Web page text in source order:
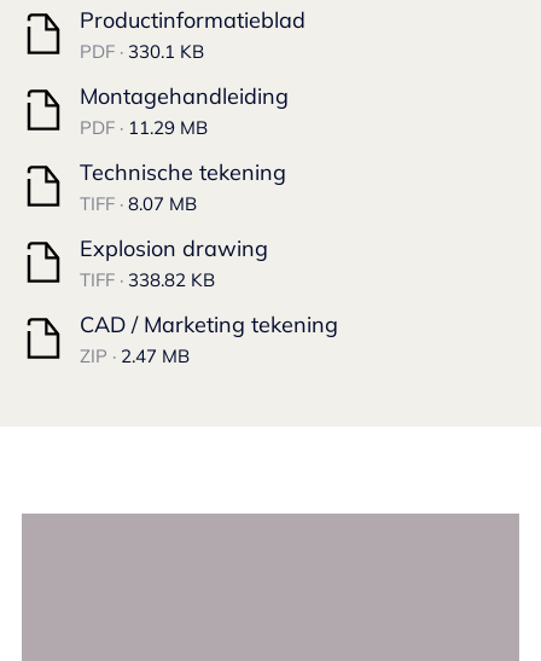
Productinformatieblad
PDF · 330.1 KB
Montagehandleiding
PDF · 11.29 MB
Technische tekening
TIFF · 8.07 MB
Explosion drawing
TIFF · 338.82 KB
CAD / Marketing tekening
ZIP · 2.47 MB